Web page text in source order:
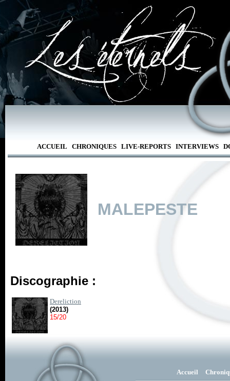
ACCUEIL CHRONIQUES LIVE-REPORTS INTERVIEWS
MALEPESTE
Discographie :
Dereliction
(2013)
15/20
Accueil